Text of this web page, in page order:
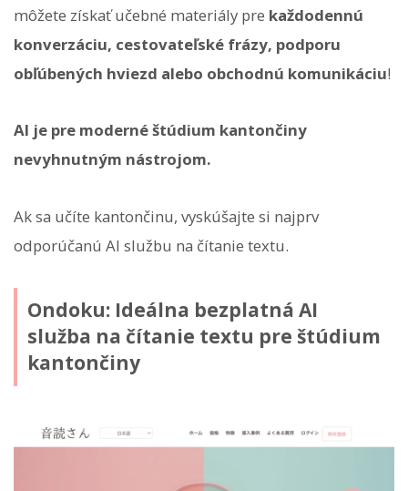
môžete získať učebné materiály pre každodennú
konverzáciu, cestovateľské frázy, podporu
obľúbených hviezd alebo obchodnú komunikáciu!
AI je pre moderné štúdium kantončiny
nevyhnutným nástrojom.
Ak sa učíte kantončinu, vyskúšajte si najprv
odporúčanú AI službu na čítanie textu.
Ondoku: Ideálna bezplatná AI
služba na čítanie textu pre štúdium
kantončiny